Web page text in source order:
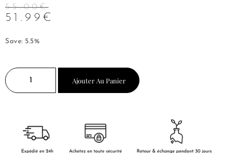
55.00€
51.99 €
Save: 5.5%
Ajouter Au Panier